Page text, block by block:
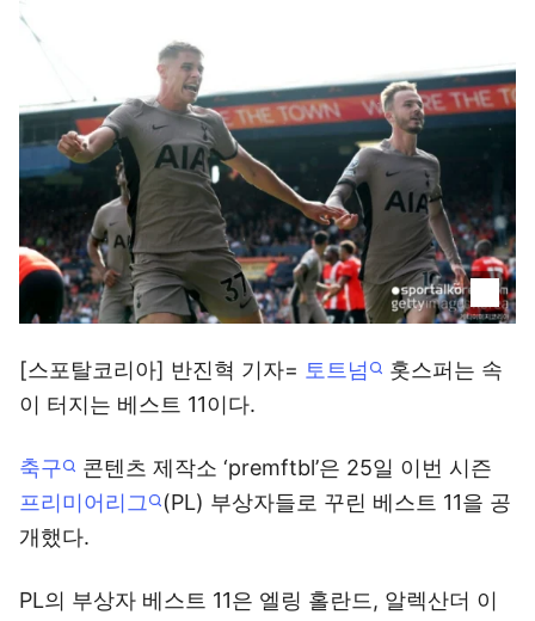
[스포탈코리아] 반진혁 기자= 토트넘
홋스퍼는 속
이 터지는 베스트 11이다.
축구
콘텐츠 제작소 ‘premftbl’은 25일 이번 시즌
프리미어리그
(PL) 부상자들로 꾸린 베스트 11을 공
개했다.
PL의 부상자 베스트 11은 엘링 홀란드, 알렉산더 이